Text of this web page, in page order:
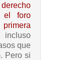
el foro
que
Pero si